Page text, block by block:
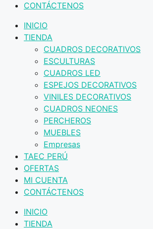
CONTÁCTENOS
INICIO
TIENDA
CUADROS DECORATIVOS
ESCULTURAS
CUADROS LED
ESPEJOS DECORATIVOS
VINILES DECORATIVOS
CUADROS NEONES
PERCHEROS
MUEBLES
Empresas
TAEC PERÚ
OFERTAS
MI CUENTA
CONTÁCTENOS
INICIO
TIENDA